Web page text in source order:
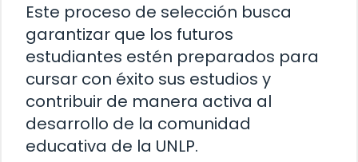
Este proceso de selección busca
garantizar que los futuros
estudiantes estén preparados para
cursar con éxito sus estudios y
contribuir de manera activa al
desarrollo de la comunidad
educativa de la UNLP.